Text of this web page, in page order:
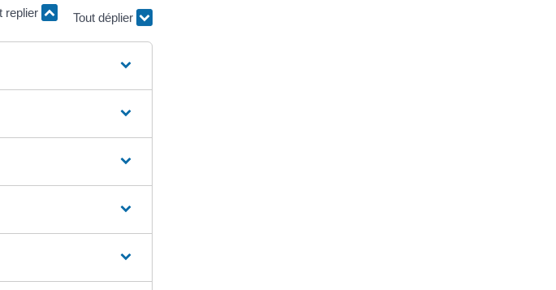
replier
Tout déplier